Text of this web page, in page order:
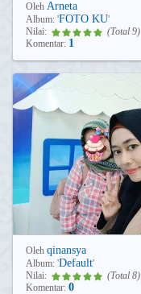
Oleh Arneta
Album: 'FOTO KU'
Nilai:
(Total 9)
Komentar: 1
Oleh qinansya
Album: 'Default'
Nilai:
(Total 8)
Komentar: 0